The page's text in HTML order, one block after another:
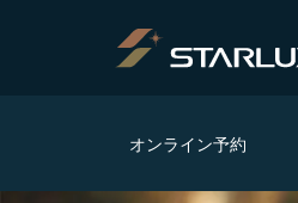
オンライン予約